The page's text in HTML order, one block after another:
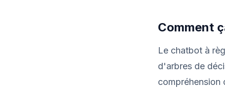
Comment
Le chatbot à
d'arbres de
compréhension